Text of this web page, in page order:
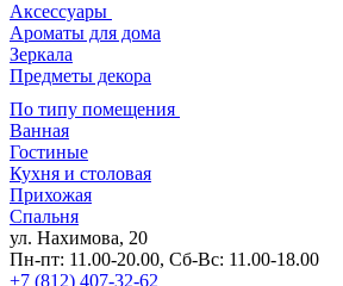
Аксессуары
Ароматы для дома
Зеркала
Предметы декора
По типу помещения
Ванная
Гостиные
Кухня и столовая
Прихожая
Спальня
ул. Нахимова, 20
Пн-пт: 11.00-20.00, Сб-Вс: 11.00-18.00
+7 (812) 407-32-62